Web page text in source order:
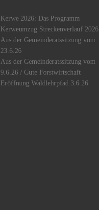
Kerwe 2026: Das Programm
Kerweumzug Streckenverlauf 2026
Aus der Gemeinderatssitzung vom
23.6.26
Aus der Gemeinderatssitzung vom
9.6.26 / Gute Forstwirtschaft
Eröffnung Waldlehrpfad 3.6.26